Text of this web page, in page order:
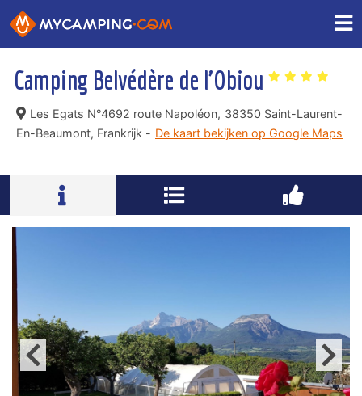
Camping Belvédère de l'Obiou
Les Egats N°4692 route Napoléon, 38350 Saint-Laurent-
En-Beaumont, Frankrijk - De kaart bekijken op Google Maps